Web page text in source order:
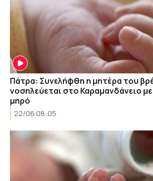
Πάτρα: Συνελήφθη η μητέρα του
νοσηλεύεται στο Καραμανδάνειο
μηρό
22/06 08:05